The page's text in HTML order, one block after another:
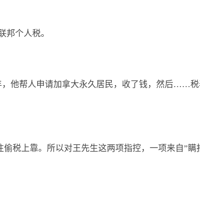
邦个人税。
，他帮人申请加拿大永久居民，收了钱，然后……
税上靠。所以对王先生这两项指控，一项来自”瞒